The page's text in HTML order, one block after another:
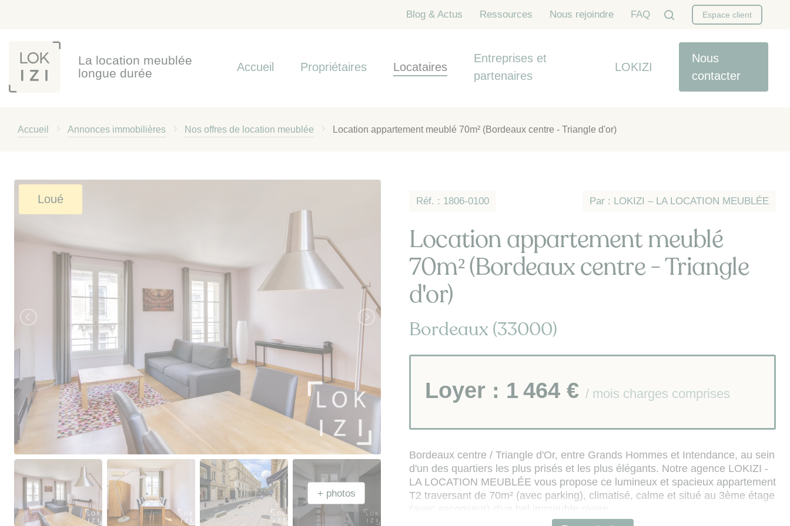
Blog & Actus Ressources Nous rejoindre FAQ Espace client
La location meublée
longue durée
Accueil Propriétaires Locataires
Entreprises et
partenaires
LOKIZI
Nous
contacter
Accueil Annonces immobilières Nos offres de location meublée Location appartement meublé 70m² (Bordeaux centre - Triangle d'or)
Loué Réf. : 1806-0100 Par : LOKIZI – LA LOCATION MEUBLÉE
Location appartement meublé
70m² (Bordeaux centre - Triangle
d'or)
Bordeaux (33000)
Loyer : 1 464 € / mois charges comprises
Bordeaux centre / Triangle d'Or, entre Grands Hommes et Intendance, au sein
d'un des quartiers les plus prisés et les plus élégants. Notre agence LOKIZI -
LA LOCATION MEUBLÉE vous propose ce lumineux et spacieux appartement
T2 traversant de 70m² (avec parking), climatisé, calme et situé au 3ème étage
(avec ascenseur) d'un bel immeuble pierre.